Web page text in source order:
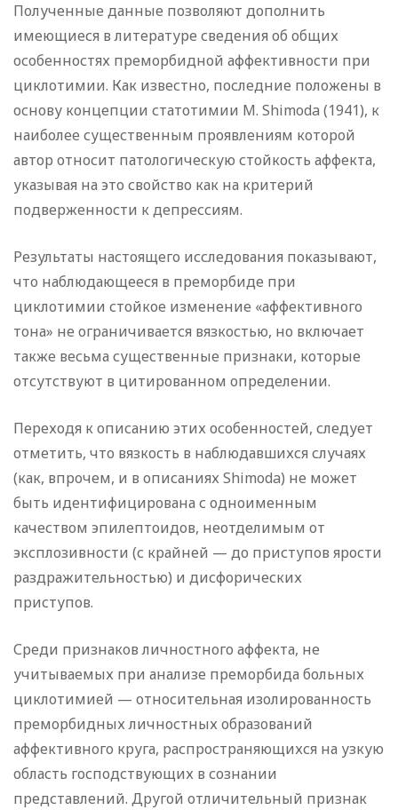
Полученные данные позволяют дополнить
имеющиеся в литературе сведения об общих
особенностях преморбидной аффективности при
циклотимии. Как известно, последние положены в
основу концепции статотимии M. Shimoda (1941), к
наиболее существенным проявлениям которой
автор относит патологическую стойкость аффекта,
указывая на это свойство как на критерий
подверженности к депрессиям.
Результаты настоящего исследования показывают,
что наблюдающееся в преморбиде при
циклотимии стойкое изменение «аффективного
тона» не ограничивается вязкостью, но включает
также весьма существенные признаки, которые
отсутствуют в цитированном определении.
Переходя к описанию этих особенностей, следует
отметить, что вязкость в наблюдавшихся случаях
(как, впрочем, и в описаниях Shimoda) не может
быть идентифицирована с одноименным
качеством эпилептоидов, неотделимым от
эксплозивности (с крайней — до приступов ярости
раздражительностью) и дисфорических
приступов.
Среди признаков личностного аффекта, не
учитываемых при анализе преморбида больных
циклотимией — относительная изолированность
преморбидных личностных образований
аффективного круга, распространяющихся на узкую
область господствующих в сознании
представлений. Другой отличительный признак